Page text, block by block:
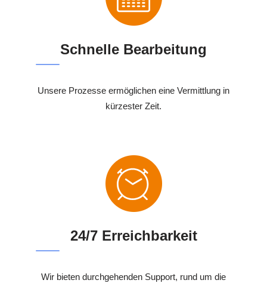
Schnelle Bearbeitung
Unsere Prozesse ermöglichen eine Vermittlung in
kürzester Zeit.
24/7 Erreichbarkeit
Wir bieten durchgehenden Support, rund um die